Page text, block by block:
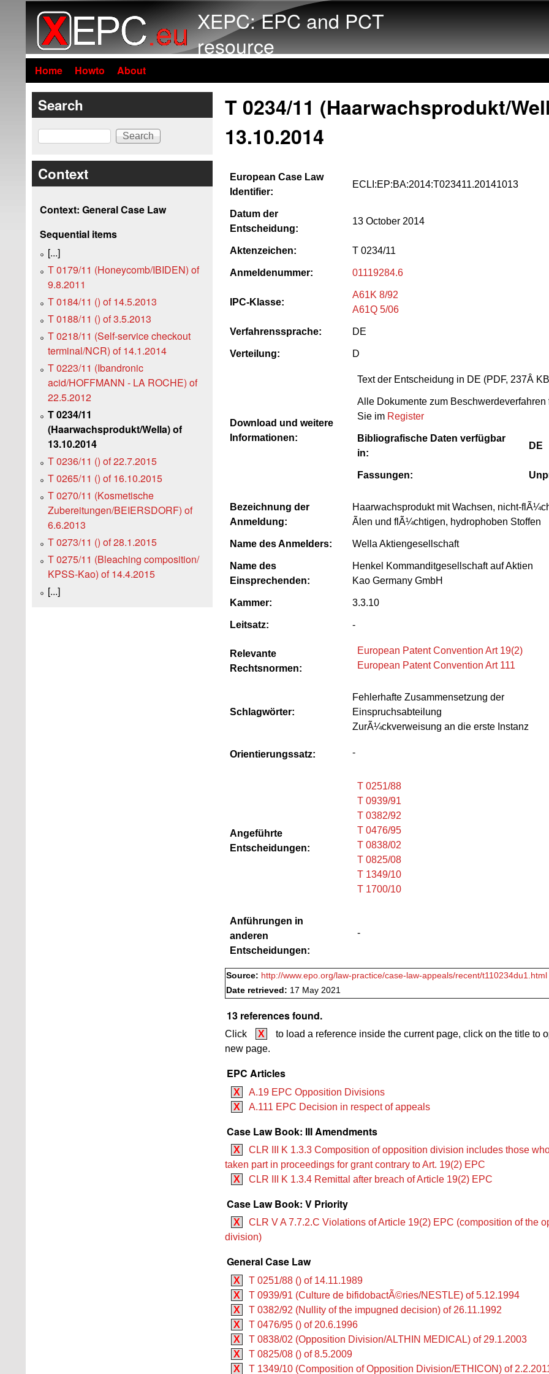
XEPC: EPC and PCT
resource
Home Howto About
T 0234/11 (Haarwachsprodukt/
13.10.2014
European Case Law
Identifier:
ECLI:EP:BA:2014:T023411.20141013
Datum der
Entscheidung:
13 October 2014
Aktenzeichen: T 0234/11
Anmeldenummer: 01119284.6
IPC-Klasse:
A61K 8/92
A61Q 5/06
Verfahrenssprache: DE
Verteilung: D
Download und weitere
Informationen:
Text der Entscheidung in DE (PDF, 237Â
Alle Dokumente zum Beschwerdeverfahren
Sie im Register
Bibliografische Daten verfügbar
in:
DE
Fassungen:
Bezeichnung der
Anmeldung:
Haarwachsprodukt mit Wachsen, nicht-
Ãlen und flÃ¼chtigen, hydrophoben Stoffen
Name des Anmelders: Wella Aktiengesellschaft
Name des
Einsprechenden:
Henkel Kommanditgesellschaft auf Aktien
Kao Germany GmbH
Kammer: 3.3.10
Leitsatz: -
Relevante
Rechtsnormen:
European Patent Convention Art 19(2)
European Patent Convention Art 111
Schlagwörter:
Fehlerhafte Zusammensetzung der
Einspruchsabteilung
ZurÃ¼ckverweisung an die erste Instanz
Orientierungssatz: -
Angeführte
Entscheidungen:
T 0251/88
T 0939/91
T 0382/92
T 0476/95
T 0838/02
T 0825/08
T 1349/10
T 1700/10
Anführungen in
anderen
Entscheidungen:
-
Source: http://www.epo.org/law-practice/case-law-appeals/recent/t110234du1.html
Date retrieved: 17 May 2021
13 references found.
Click X
to load a reference inside the current page, click on the title to
new page.
EPC Articles
X
A.19 EPC Opposition Divisions
X
A.111 EPC Decision in respect of appeals
Case Law Book: III Amendments
X
CLR III K 1.3.3 Composition of opposition division includes those
taken part in proceedings for grant contrary to Art. 19(2) EPC
X
CLR III K 1.3.4 Remittal after breach of Article 19(2) EPC
Case Law Book: V Priority
X
CLR V A 7.7.2.C Violations of Article 19(2) EPC (composition of the
division)
General Case Law
X
T 0251/88 () of 14.11.1989
X
T 0939/91 (Culture de bifidobactÃ©ries/NESTLE) of 5.12.1994
X
T 0382/92 (Nullity of the impugned decision) of 26.11.1992
X
T 0476/95 () of 20.6.1996
X
T 0838/02 (Opposition Division/ALTHIN MEDICAL) of 29.1.2003
X
T 0825/08 () of 8.5.2009
X
T 1349/10 (Composition of Opposition Division/ETHICON) of
Search
Search
Context
Context: General Case Law
Sequential items
[...]
T 0179/11 (Honeycomb/IBIDEN) of
9.8.2011
T 0184/11 () of 14.5.2013
T 0188/11 () of 3.5.2013
T 0218/11 (Self-service checkout
terminal/NCR) of 14.1.2014
T 0223/11 (Ibandronic
acid/HOFFMANN - LA ROCHE) of
22.5.2012
T 0234/11
(Haarwachsprodukt/Wella) of
13.10.2014
T 0236/11 () of 22.7.2015
T 0265/11 () of 16.10.2015
T 0270/11 (Kosmetische
Zubereitungen/BEIERSDORF) of
6.6.2013
T 0273/11 () of 28.1.2015
T 0275/11 (Bleaching composition/
KPSS-Kao) of 14.4.2015
[...]